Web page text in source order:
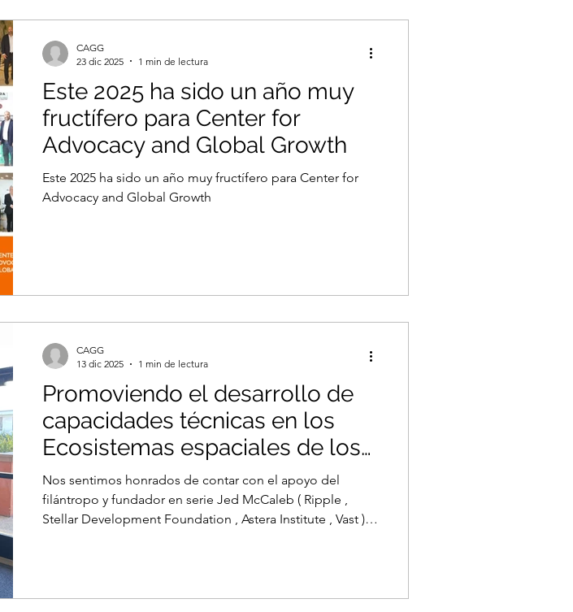
Este 2025 ha sido un año muy
fructífero para Center for
Advocacy and Global Growth
Este 2025 ha sido un año muy fructífero para Center for
Advocacy and Global Growth
CAGG
23 dic 2025
1 min de lectura
Promoviendo el desarrollo de
capacidades técnicas en los
Ecosistemas espaciales de los
países del sur global
Nos sentimos honrados de contar con el apoyo del
filántropo y fundador en serie Jed McCaleb ( Ripple ,
Stellar Development Foundation , Astera Institute , Vast )
ecosistemas espaciales de los países en desarrollo del
CAGG
13 dic 2025
1 min de lectura